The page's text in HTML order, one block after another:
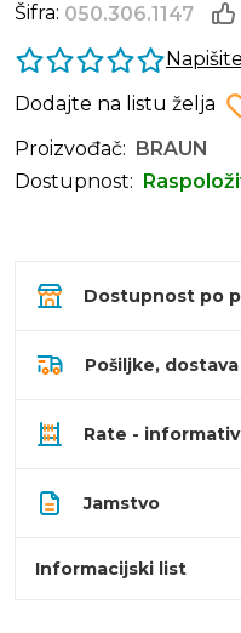
Šifra: 050.306.1147
Dodajte na listu želja
Proizvođač:
BRAUN
Dostupnost:
Dostupnost po
Pošiljke,
Rate -
Jamstvo
Informacijski list